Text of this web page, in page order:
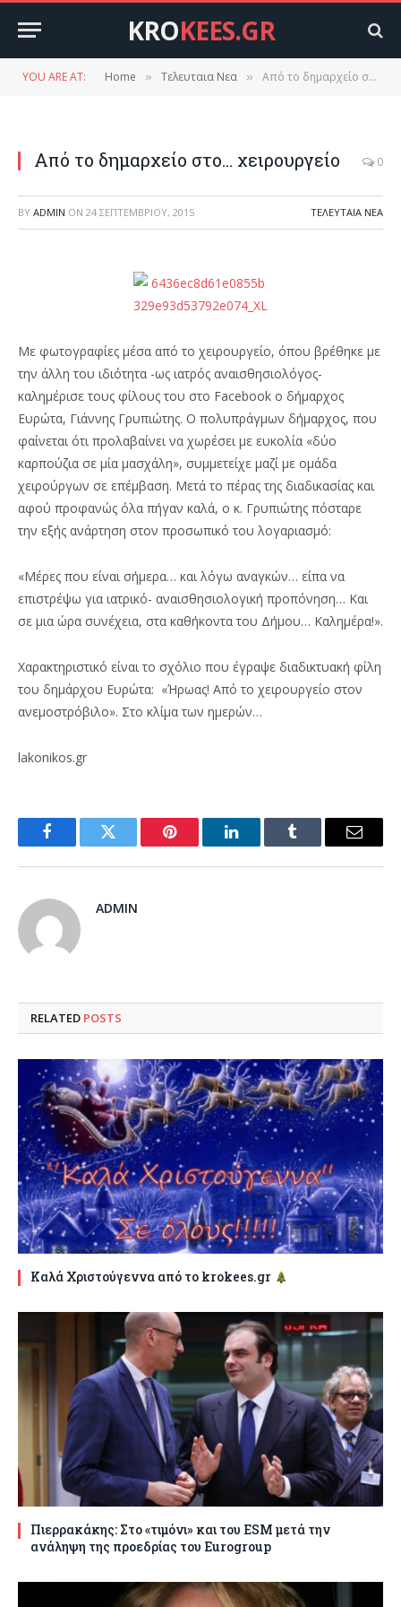
KROKEES.GR
YOU ARE AT: Home » Τελευταια Νεα » Από το δημαρχείο στο… χειρουργείο
Από το δημαρχείο στο… χειρουργείο 0
BY ADMIN ON 24 ΣΕΠΤΕΜΒΡΊΟΥ, 2015 ΤΕΛΕΥΤΑΙΑ ΝΕΑ
Με φωτογραφίες μέσα από το χειρουργείο, όπου βρέθηκε με
την άλλη του ιδιότητα -ως ιατρός αναισθησιολόγος-
καλημέρισε τους φίλους του στο Facebook ο δήμαρχος
Ευρώτα, Γιάννης Γρυπιώτης. Ο πολυπράγμων δήμαρχος, που
φαίνεται ότι προλαβαίνει να χωρέσει με ευκολία «δύο
καρπούζια σε μία μασχάλη», συμμετείχε μαζί με ομάδα
χειρούργων σε επέμβαση. Μετά το πέρας της διαδικασίας και
αφού προφανώς όλα πήγαν καλά, ο κ. Γρυπιώτης πόσταρε
την εξής ανάρτηση στον προσωπικό του λογαριασμό:
«Μέρες που είναι σήμερα… και λόγω αναγκών… είπα να
επιστρέψω για ιατρικό- αναισθησιολογική προπόνηση… Και
σε μια ώρα συνέχεια, στα καθήκοντα του Δήμου… Καλημέρα!».
Χαρακτηριστικό είναι το σχόλιο που έγραψε διαδικτυακή φίλη
του δημάρχου Ευρώτα: «Ήρωας! Από το χειρουργείο στον
ανεμοστρόβιλο». Στο κλίμα των ημερών…
lakonikos.gr
FacebookTwitter Pinterest LinkedInTumblr Email
ADMIN
RELATED POSTS
Καλά Χριστούγεννα από το krokees.gr
Πιερρακάκης: Στο «τιμόνι» και του ESM μετά την
ανάληψη της προεδρίας του Eurogroup